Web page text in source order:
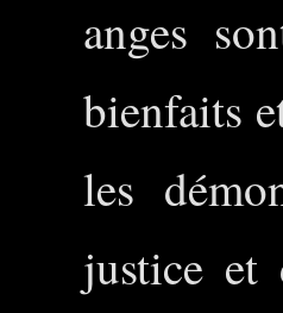
anges
bienfaits
les
justice et